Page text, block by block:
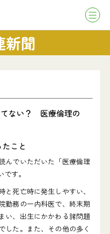
新聞
ない？ 医療倫理の
こと
んでいただいた「医療倫理
す。
死亡時に発生しやすい、
勤務の一内科医で、終末期
い、出生にかかわる諸問題
した。また、その他の多く